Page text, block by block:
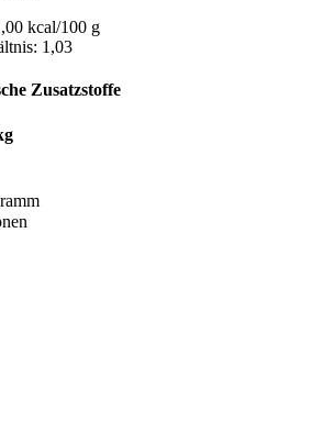
kcal/100 g
1,03
Zusatzstoffe